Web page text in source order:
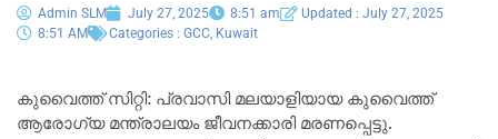
Admin SLM July 27, 2025 8:51 am
Updated : July 27, 2025
8:51 AM
Categories : GCC Kuwait
കുവൈത്ത് സിറ്റി: പ്രവാസി മലയാളിയായ കുവൈത്ത്
ആരോഗ്യ മന്ത്രാലയം ജീവനക്കാരി മരണപ്പെട്ടു.